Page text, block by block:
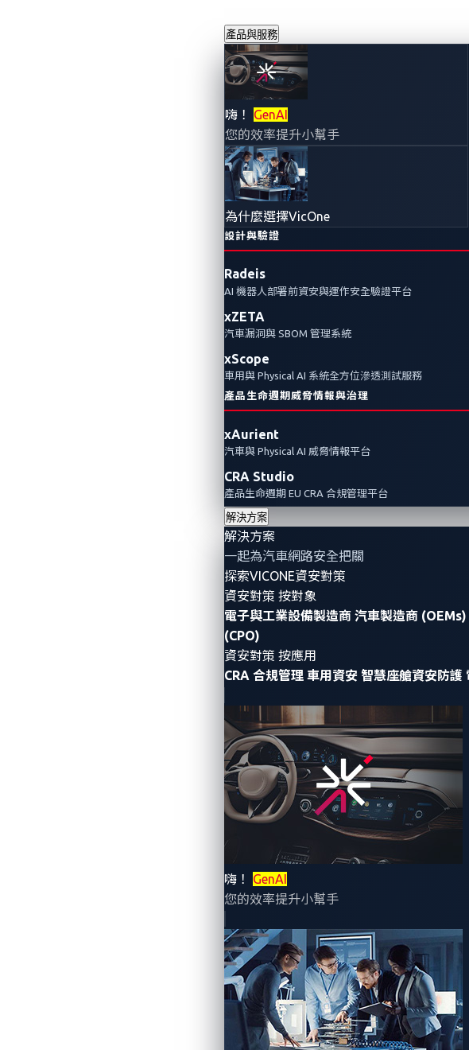
產品與服務
嗨！ GenAI
您的效率提升小幫手
為什麼選擇VicOne
設計與驗證
Radeis
AI 機器人部署前資安與運作安全驗證平台
xZETA
汽車漏洞與 SBOM 管理系統
xScope
車用與 Physical AI 系統全方位滲透測試服務
產品生命週期威脅情報與治理
xAurient
汽車與 Physical AI 威脅情報平台
CRA Studio
產品生命週期 EU CRA 合規管理平台
解決方案
解決方案
一起為汽車網路安全把關
探索VICONE資安對策
資安對策 按對象
電子與工業設備製造商 汽車製造商 (OEMs)
(CPO)
資安對策 按應用
CRA 合規管理 車用資安 智慧座艙資安防護
嗨！ GenAI
您的效率提升小幫手